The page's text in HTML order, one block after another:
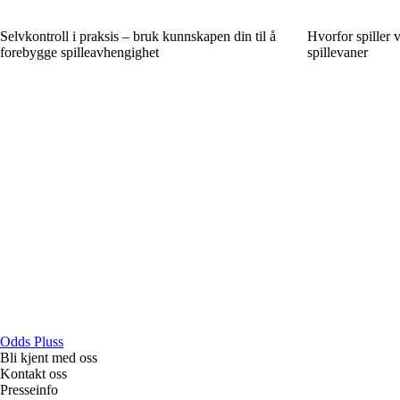
Selvkontroll i praksis – bruk kunnskapen din til å
forebygge spilleavhengighet
Hvorfor spiller
spillevaner
Odds Pluss
Bli kjent med oss
Kontakt oss
Presseinfo